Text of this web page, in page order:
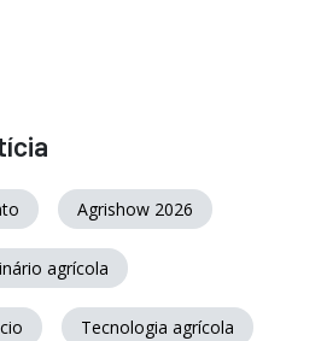
Agrishow 2026
agrícola
Tecnologia agrícola